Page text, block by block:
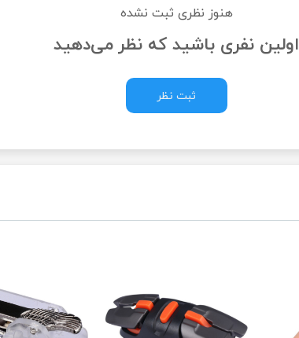
هنوز نظری ثبت نشده
اولین نفری باشید که نظر می‌دهید
ثبت نظر